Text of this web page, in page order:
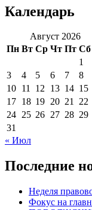
Календарь
Август 2026
Пн Вт Ср Чт Пт Сб
1
3
4 5 6 7 8
10 11 12 13 14 15
17 18 19 20 21 22
24 25 26 27 28 29
31
« Июл
Последние
Неделя
Фокус на